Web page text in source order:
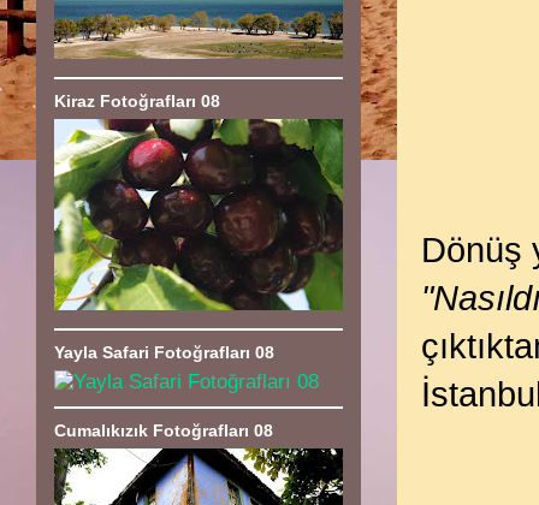
Dönüş
Kiraz Fotoğrafları 08
Yayla Safari Fotoğrafları 08
Cumalıkızık Fotoğrafları 08